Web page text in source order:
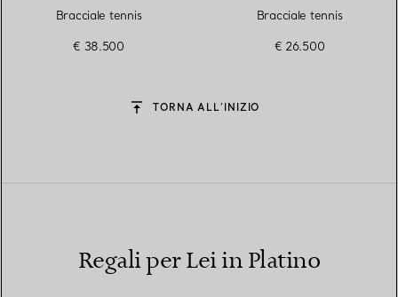
Bracciale tennis
€ 38.500
Bracciale tennis
€ 26.500
TORNA ALL’INIZIO
Regali per Lei in Platino